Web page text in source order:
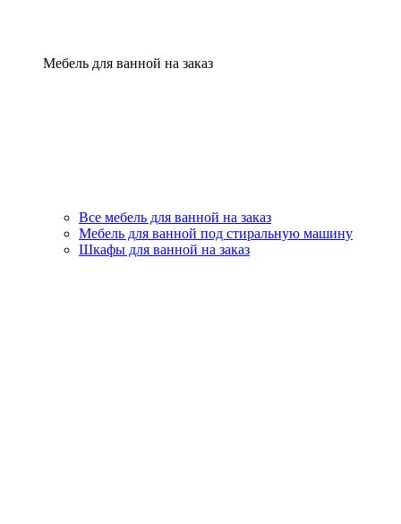
Мебель для ванной на заказ
Все мебель для ванной на заказ
Мебель для ванной под стиральную машину
Шкафы для ванной на заказ